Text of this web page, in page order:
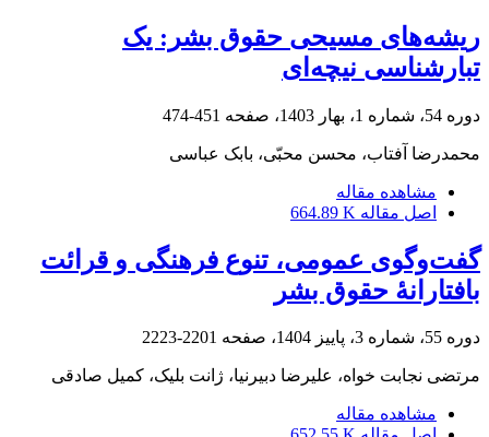
ریشه‌های مسیحی حقوق بشر: یک
تبارشناسی نیچه‌ای
دوره 54، شماره 1، بهار 1403، صفحه 451-474
محمدرضا آفتاب، محسن محبّی، بابک عباسی
مشاهده مقاله
اصل مقاله 664.89 K
گفت‌وگوی عمومی، تنوع فرهنگی و قرائت
بافتارانۀ حقوق بشر
دوره 55، شماره 3، پاییز 1404، صفحه 2201-2223
مرتضی نجابت خواه، علیرضا دبیرنیا، ژانت بلیک، کمیل صادقی
مشاهده مقاله